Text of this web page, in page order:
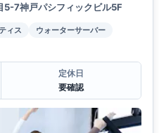
5-7神戸パシフィックビル5F
ィス
ウォーターサーバー
定休日
要確認